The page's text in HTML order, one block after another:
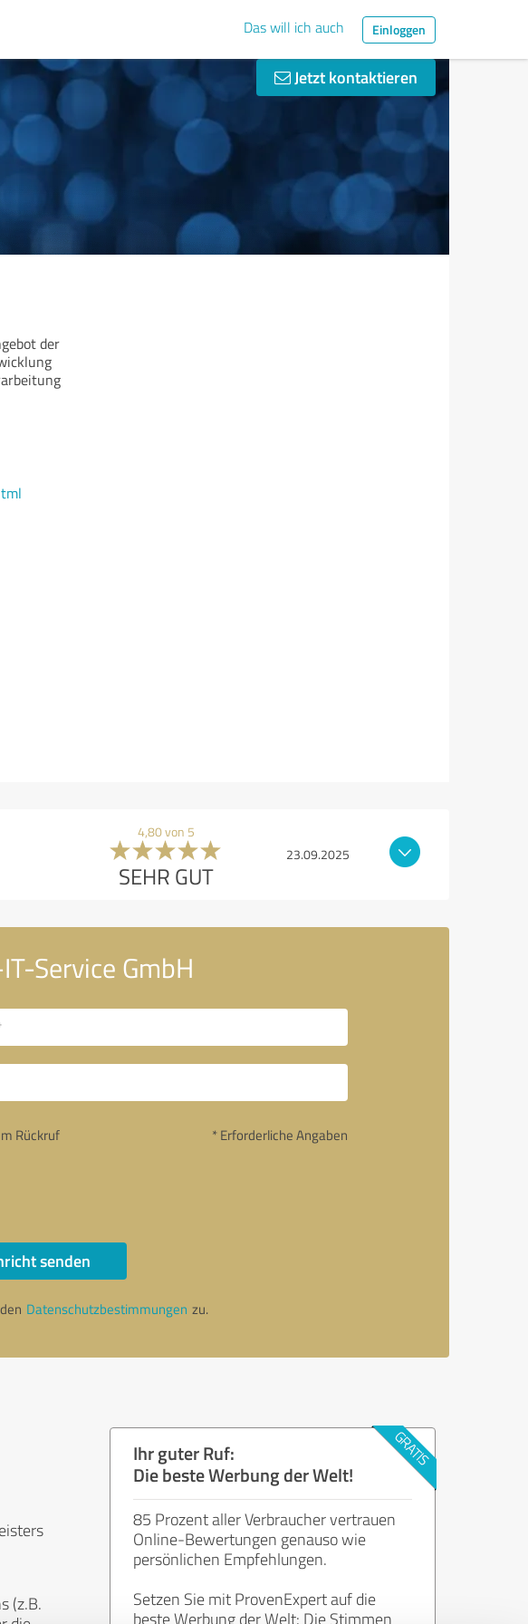
Das will ich auch Einloggen
Jetzt kontaktieren
der
4,80 von 5
SEHR GUT
23.09.2025
Service GmbH
Rückruf * Erforderliche Angaben
senden
Datenschutzbestimmungen zu.
(z.B.
Ihr guter Ruf:
Die beste Werbung der Welt!
85 Prozent aller Verbraucher vertrauen
Online-Bewertungen genauso wie
persönlichen Empfehlungen.
Setzen Sie mit ProvenExpert auf die
beste Werbung der Welt: Die Stimmen